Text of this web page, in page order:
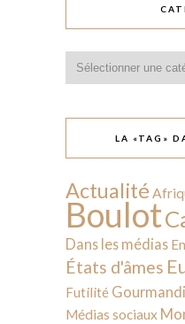
LA «TAG»
Actualité
Boulot
Dans les médias
États d'âmes
Futilité
Médias sociaux